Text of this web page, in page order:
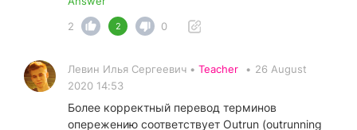
2
2 0
Левин Илья Сергеевич • Teacher • 26 August
2020 14:53
Более корректный перевод терминов
опережению соответствует Outrun (outrunning